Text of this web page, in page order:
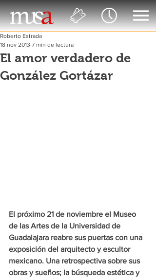
El amor verdadero de
González Gortázar
Roberto Estrada
18 nov 2013 7 min de lectura
El próximo 21 de noviembre el Museo
de las Artes de la Universidad de
Guadalajara reabre sus puertas con una
exposición del arquitecto y escultor
mexicano. Una retrospectiva sobre sus
obras y sueños; la búsqueda estética y